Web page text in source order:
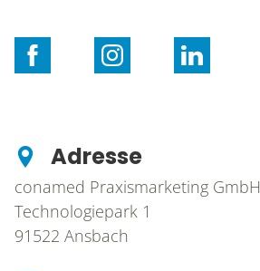
Adresse
conamed Praxismarketing GmbH
Technologiepark 1
91522 Ansbach